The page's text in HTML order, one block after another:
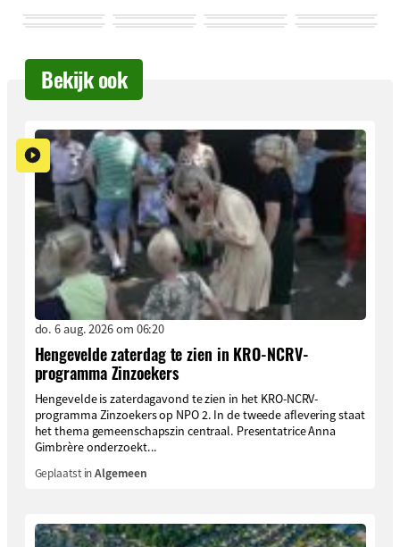
Bekijk ook
do. 6 aug. 2026 om 06:20
Hengevelde zaterdag te zien in KRO-NCRV-
programma Zinzoekers
Hengevelde is zaterdagavond te zien in het KRO-NCRV-
programma Zinzoekers op NPO 2. In de tweede aflevering staat
het thema gemeenschapszin centraal. Presentatrice Anna
Gimbrère onderzoekt...
Geplaatst inAlgemeen